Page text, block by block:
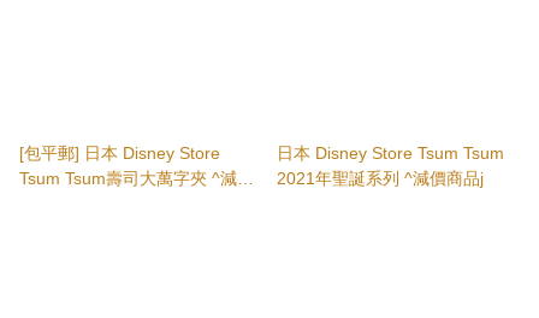
[包平郵] 日本 Disney Store
Tsum Tsum壽司大萬字夾 ^減價
日本 Disney Store Tsum Tsum
2021年聖誕系列 ^減價商品j